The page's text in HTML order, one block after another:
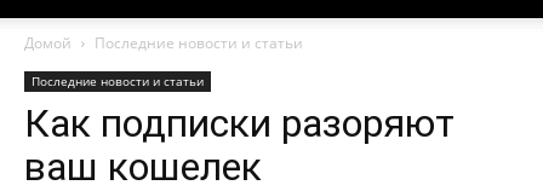
Домой Последние новости и статьи
Последние новости и статьи
Как подписки разоряют
ваш кошелек